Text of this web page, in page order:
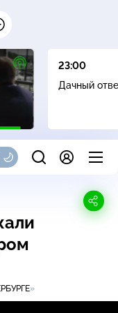
16+
23:00
Дачный
»